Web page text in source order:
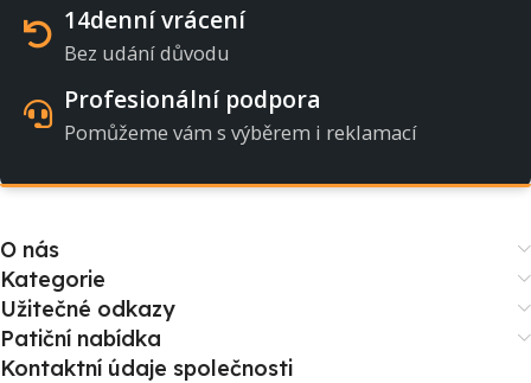
14denní vrácení
Bez udání důvodu
Profesionální podpora
Pomůžeme vám s výběrem i reklamací
O nás
Kategorie
Užitečné odkazy
Patiční nabídka
Kontaktní údaje společnosti